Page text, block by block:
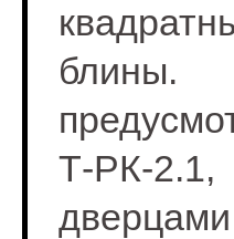
блины.
Т-РК-